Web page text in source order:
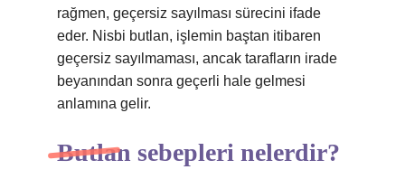
rağmen, geçersiz sayılması sürecini ifade
eder. Nisbi butlan, işlemin baştan itibaren
geçersiz sayılmaması, ancak tarafların irade
beyanından sonra geçerli hale gelmesi
anlamına gelir.
Butlan sebepleri nelerdir?